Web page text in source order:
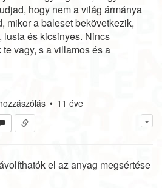
hogy nem a világ ármánya
mikor a baleset bekövetkezik,
lusta és kicsinyes. Nincs
vagy, s a villamos és a
• 11 éve
el az anyag megsértése